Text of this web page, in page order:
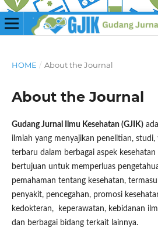
HOME / About the Journal
About the Journal
Gudang Jurnal Ilmu Kesehatan (GJIK)
ilmiah yang menyajikan penelitian,
terbaru dalam berbagai aspek
bertujuan untuk memperluas
pemahaman tentang kesehatan,
penyakit, pencegahan, promosi
kedokteran, keperawatan, kebidanan
dan berbagai bidang terkait lainnya.